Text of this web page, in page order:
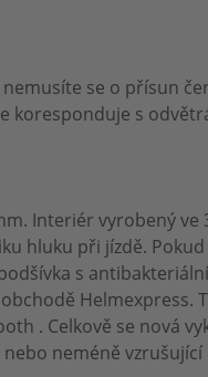
se o přísun
koresponduje s
Interiér vyrobený
hluku při jízdě.
s
Helmexpress.
. Celkově se nová
neméně vzrušující